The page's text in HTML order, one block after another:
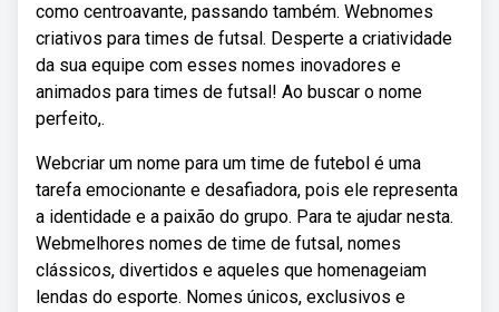
como centroavante, passando também. Webnomes
criativos para times de futsal. Desperte a criatividade
da sua equipe com esses nomes inovadores e
animados para times de futsal! Ao buscar o nome
perfeito,.
Webcriar um nome para um time de futebol é uma
tarefa emocionante e desafiadora, pois ele representa
a identidade e a paixão do grupo. Para te ajudar nesta.
Webmelhores nomes de time de futsal, nomes
clássicos, divertidos e aqueles que homenageiam
lendas do esporte. Nomes únicos, exclusivos e